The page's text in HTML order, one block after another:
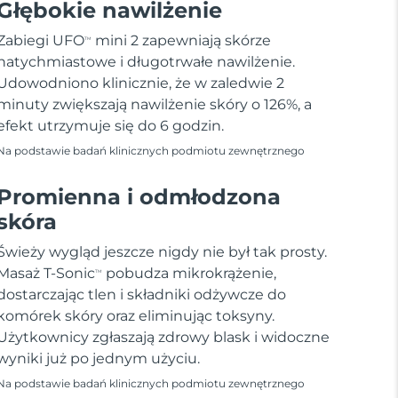
nawilżenie
UFOTM
mini 2 zapewniają skórze
i długotrwałe nawilżenie.
klinicznie, że w zaledwie 2
zwiększają nawilżenie skóry o 126%, a
utrzymuje się do 6 godzin.
podstawie badań klinicznych podmiotu zewnętrznego
i odmłodzona
wygląd jeszcze nigdy nie był tak prosty.
T-SonicTM
pobudza mikrokrążenie,
tlen i składniki odżywcze do
skóry oraz eliminując toksyny.
zgłaszają zdrowy blask i widoczne
już po jednym użyciu.
podstawie badań klinicznych podmiotu zewnętrznego